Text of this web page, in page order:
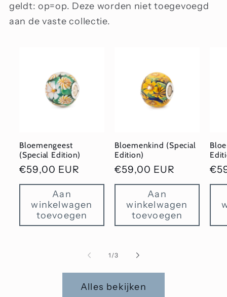
geldt: op=op. Deze worden niet toegevoegd
aan de vaste collectie.
Bloemengeest
(Special Edition)
Normale
prijs
€59,00 EUR
Aan
winkelwagen
toevoegen
Bloemenkind (Special
Edition)
Normale
prijs
€59,00 EUR
Aan
winkelwagen
toevoegen
1 /van
3
Alles bekijken